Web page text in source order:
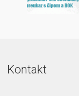
Kontakt